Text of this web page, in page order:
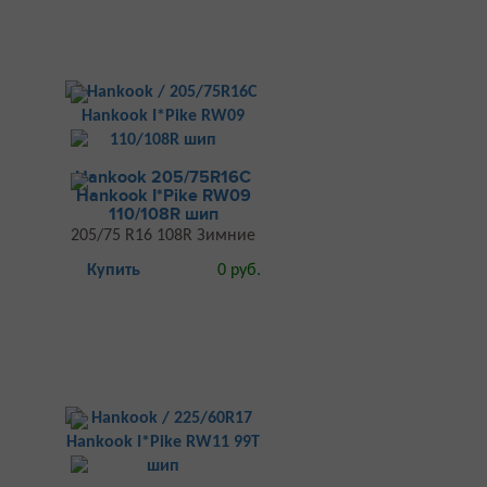
Hankook 205/75R16С
Hankook I*Pike RW09
110/108R шип
205/75 R16 108R Зимние
Купить
0 руб.